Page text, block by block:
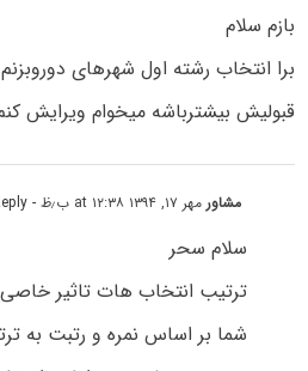
بازم سلام
برا انتخاب رشته اول شهرهای
قبولیش بیشترباشه میخوام ویرایش
مشاورمهر ۱۷, ۱۳۹۴ at ۱۲:۳۸ ب٫ظ - Reply
سلام سحر
ترتیب انتخاب هات تاثیر خاصی
شما بر اساس نمره و رتبت به